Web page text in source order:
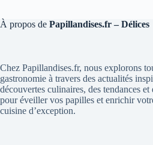
À propos de Papillandises.fr – Délices
Chez Papillandises.fr, nous explorons
gastronomie à travers des actualités
découvertes culinaires, des tendances et
pour éveiller vos papilles et enrichir
cuisine d’exception.